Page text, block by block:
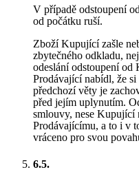
V případě odstoupení
od počátku ruší.
Zboží Kupující zašle
zbytečného odkladu,
odeslání odstoupení od
Prodávající nabídl, že
předchozí věty je
před jejím uplynutím.
smlouvy, nese Kupující
Prodávajícímu, a to i v
vráceno pro svou
6.5.